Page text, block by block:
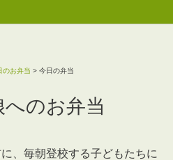
のお弁当 > 今日の弁当
のお弁当
、毎朝登校する子どもたちに